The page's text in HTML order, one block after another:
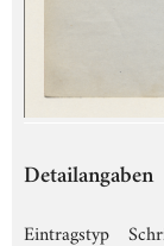
Detailangaben
Eintragstyp